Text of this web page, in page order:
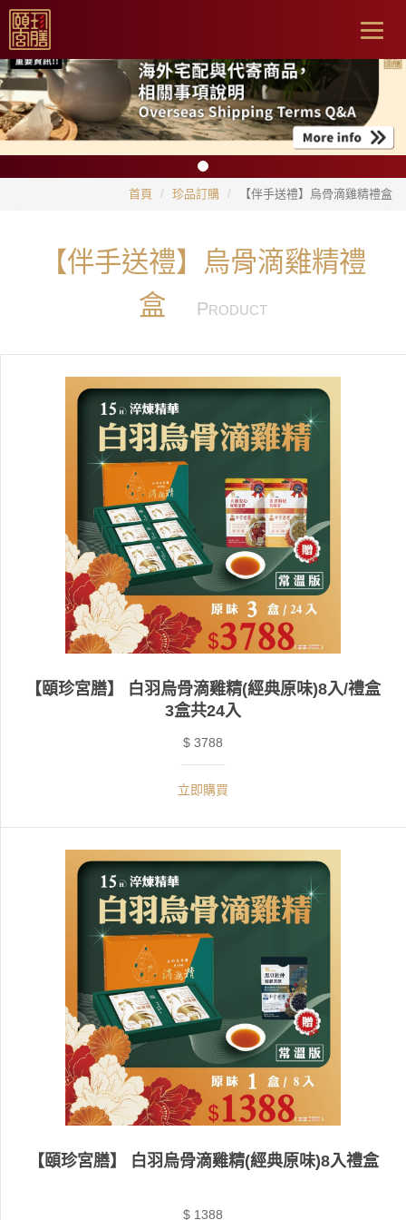
首頁 珍品訂購 【伴手送禮】烏骨滴雞精禮盒
【伴手送禮】烏骨滴雞精禮
盒
PRODUCT
【頤珍宮膳】 白羽烏骨滴雞精(經典原味)8入/禮盒
3盒共24入
$ 3788
立即購買
【頤珍宮膳】 白羽烏骨滴雞精(經典原味)8入禮盒
$ 1388